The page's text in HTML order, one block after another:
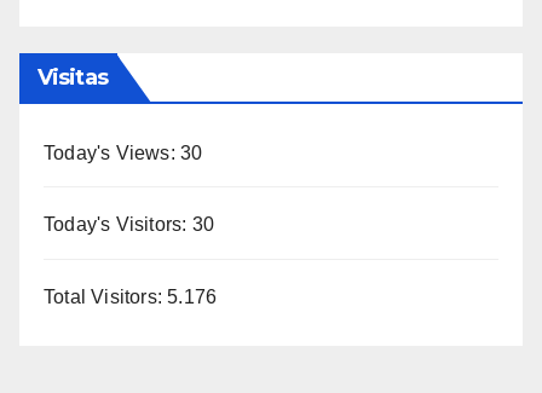
Visitas
Today's Views: 30
Today's Visitors: 30
Total Visitors:5.176